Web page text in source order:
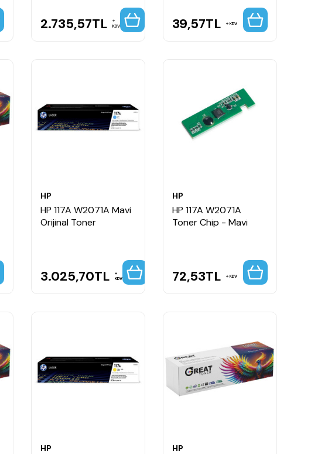
2.735,57TL KDV 39,57TL KDV
HP
HP 117A W2071A Mavi
Orijinal Toner
3.025,70TL KDV
HP
HP 117A W2071A
Toner Chip - Mavi
72,53TL KDV
HP HP